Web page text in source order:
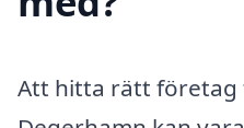
Att hitta rätt företag